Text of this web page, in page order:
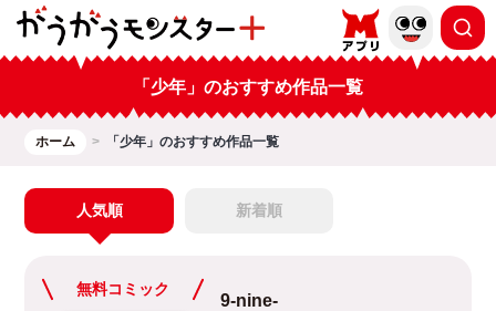
「少年」のおすすめ作品一覧
ホーム 「少年」のおすすめ作品一覧
人気順 新着順
無料コミック
9-nine-